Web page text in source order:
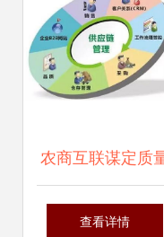
农商互联谋定质
丰收节交易会的实
查看详情